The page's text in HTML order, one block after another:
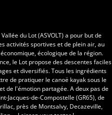
du Lot (ASVOLT) a pour but de
activités sportives et de plein air, au
écologique de la région.
le Lot propose des descentes faciles
et diversifiés. Tous les ingrédients
de pratiquer le canoë kayak sous le
de l’émotion partagée. A deux pas de
Jacques-de-Compostelle (GR65), de
près de Montsalvy, Decazeville,